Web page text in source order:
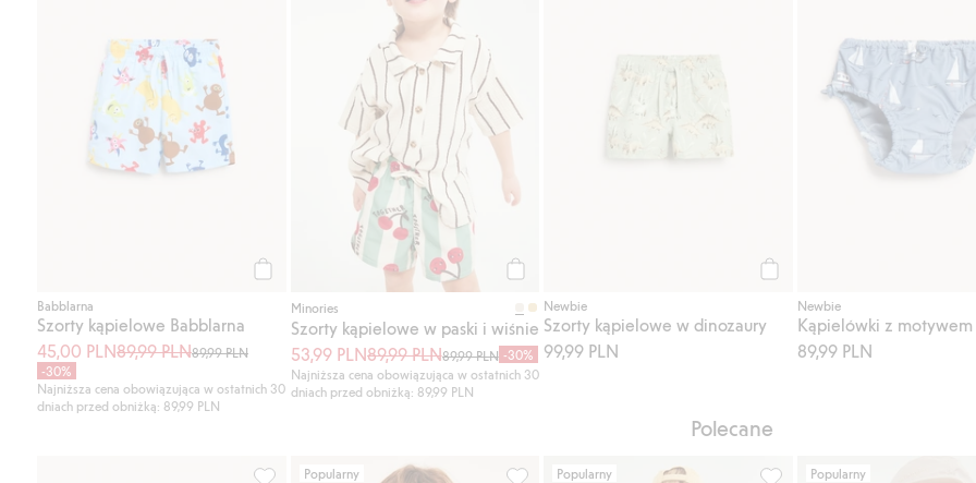
Babblarna
Szorty kąpielowe Babblarna
45,00 PLN89,99 PLN89,99 PLN
-30%
Najniższa cena obowiązująca w ostatnich 30
dniach przed obniżką: 89,99 PLN
Minories
Szorty kąpielowe w paski i wiśnie
53,99 PLN89,99 PLN89,99 PLN -30%
Najniższa cena obowiązująca w ostatnich 30
dniach przed obniżką: 89,99 PLN
Newbie
Szorty kąpielowe w dinozaury
99,99 PLN
Newbie
Kąpielówki z motywem
89,99 PLN
Polecane
Popularny Popularny Popularny